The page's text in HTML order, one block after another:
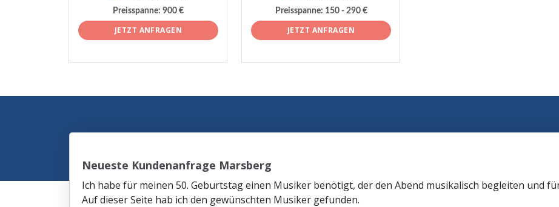
Preisspanne: 900 €
JETZT ANFRAGEN
Preisspanne: 150 - 290 €
JETZT ANFRAGEN
Neueste Kundenanfrage Marsberg
Ich habe für meinen 50. Geburtstag einen Musiker benötigt, der den Abend musikalisch begleiten und
Auf dieser Seite hab ich den gewünschten Musiker gefunden.